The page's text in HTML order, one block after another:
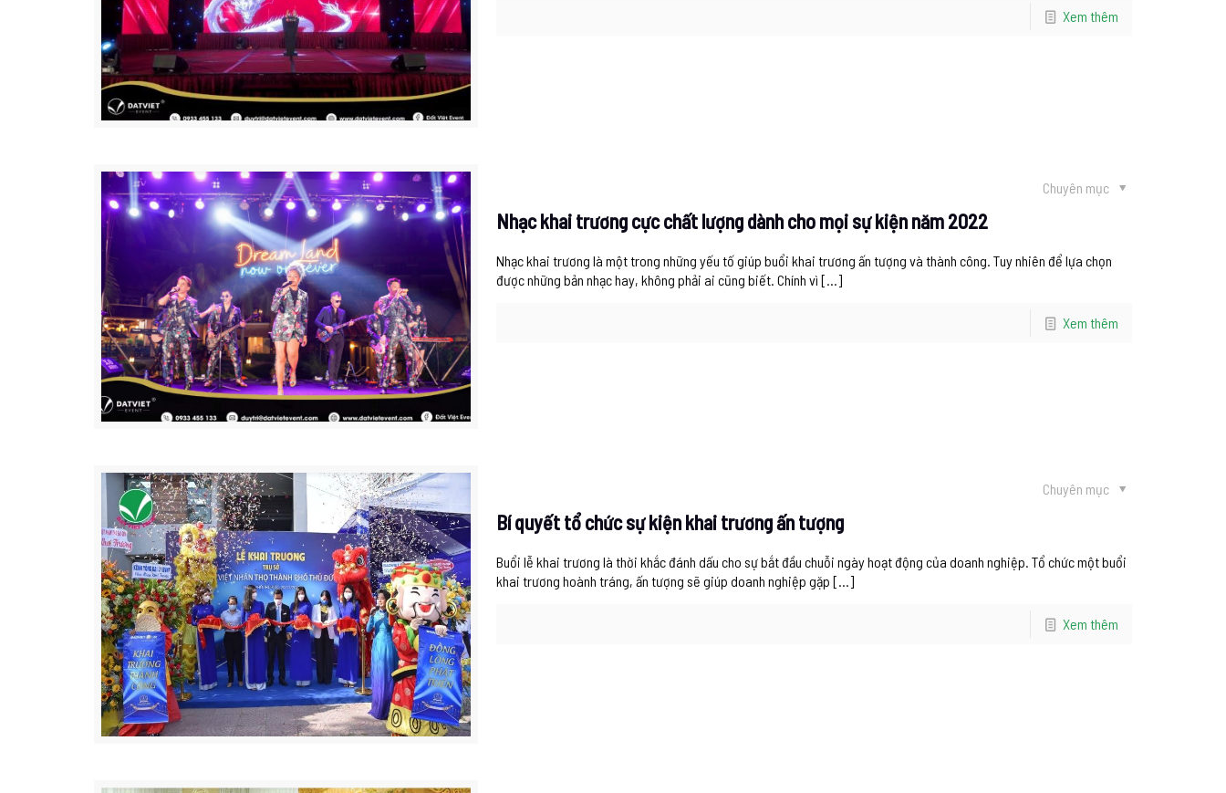
Xem thêm
Chuyên mục
Nhạc khai trương cực chất lượng dành cho mọi sự kiện năm 2022
Nhạc khai trương là một trong những yếu tố giúp buổi khai trương ấn tượng và thành công. Tuy nhiên để lựa chọn
được những bản nhạc hay, không phải ai cũng biết. Chính vì […]
Xem thêm
Chuyên mục
Bí quyết tổ chức sự kiện khai trương ấn tượng
Buổi lễ khai trương là thời khắc đánh dấu cho sự bắt đầu chuỗi ngày hoạt động của doanh nghiệp. Tổ chức một buổi
khai trương hoành tráng, ấn tượng sẽ giúp doanh nghiệp gặp […]
Xem thêm